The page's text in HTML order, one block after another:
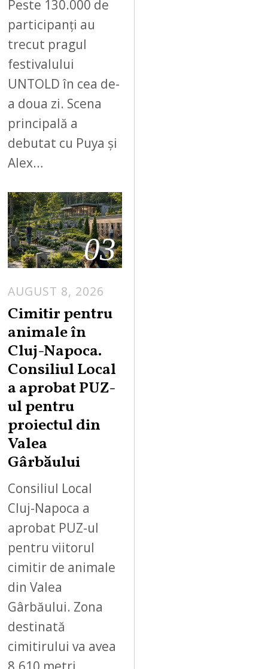
Peste 130.000 de
participanți au
trecut pragul
festivalului
UNTOLD în cea de-
a doua zi. Scena
principală a
debutat cu Puya și
Alex…
03
AUGUST 8, 2026
Cimitir pentru
animale în
Cluj-Napoca.
Consiliul Local
a aprobat PUZ-
ul pentru
proiectul din
Valea
Gârbăului
Consiliul Local
Cluj-Napoca a
aprobat PUZ-ul
pentru viitorul
cimitir de animale
din Valea
Gârbăului. Zona
destinată
cimitirului va avea